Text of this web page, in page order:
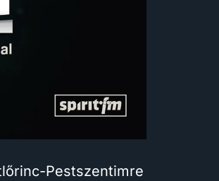
Pestszentimre